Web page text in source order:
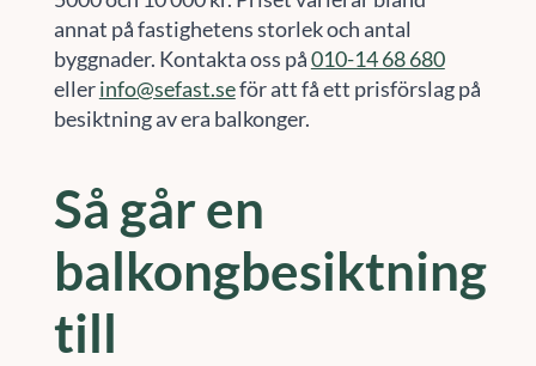
annat på fastighetens storlek och antal
byggnader. Kontakta oss på010-14 68 680
ellerinfo@sefast.seför att få ett prisförslag på
besiktning av era balkonger.
Så går en
balkongbesiktning
till